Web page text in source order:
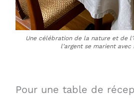
Une célébration de la nature et de
l’argent se marient avec
Pour une table de